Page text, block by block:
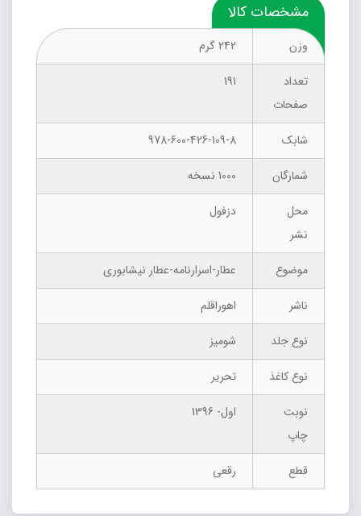
مشخصات کالا
وزن
242 گرم
تعداد
صفحات
191
شابک
978-600-426-109-8
شمارگان
1000 نسخه
محل
نشر
دزفول
موضوع
عطار-اسرارنامه-عطار نیشابوری
ناشر
اهوراقلم
نوع جلد
شومیز
نوع کاغذ
تحریر
نوبت
چاپ
اول- 1396
قطع رقعی